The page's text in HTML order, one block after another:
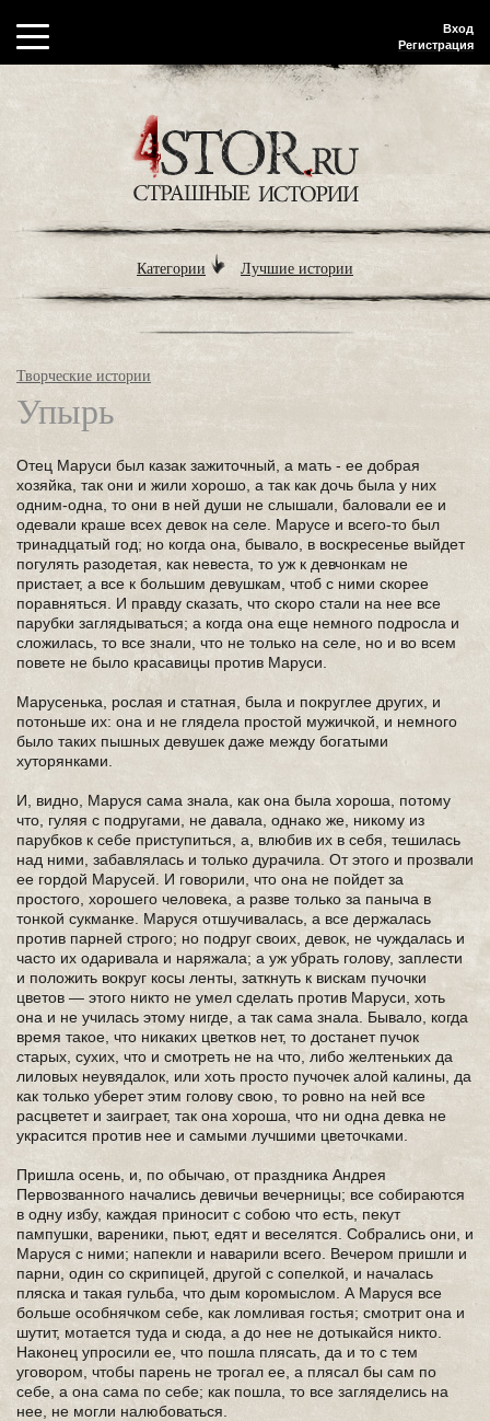
Вход
Регистрация
Категории Лучшие истории
Творческие истории
Упырь
Отец Маруси был казак зажиточный, а мать - ее добрая
хозяйка, так они и жили хорошо, а так как дочь была у них
одним-одна, то они в ней души не слышали, баловали ее и
одевали краше всех девок на селе. Марусе и всего-то был
тринадцатый год; но когда она, бывало, в воскресенье выйдет
погулять разодетая, как невеста, то уж к девчонкам не
пристает, а все к большим девушкам, чтоб с ними скорее
поравняться. И правду сказать, что скоро стали на нее все
парубки заглядываться; а когда она еще немного подросла и
сложилась, то все знали, что не только на селе, но и во всем
повете не было красавицы против Маруси.
Марусенька, рослая и статная, была и покруглее других, и
потоньше их: она и не глядела простой мужичкой, и немного
было таких пышных девушек даже между богатыми
хуторянками.
И, видно, Маруся сама знала, как она была хороша, потому
что, гуляя с подругами, не давала, однако же, никому из
парубков к себе приступиться, а, влюбив их в себя, тешилась
над ними, забавлялась и только дурачила. От этого и прозвали
ее гордой Марусей. И говорили, что она не пойдет за
простого, хорошего человека, а разве только за паныча в
тонкой сукманке. Маруся отшучивалась, а все держалась
против парней строго; но подруг своих, девок, не чуждалась и
часто их одаривала и наряжала; а уж убрать голову, заплести
и положить вокруг косы ленты, заткнуть к вискам пучочки
цветов — этого никто не умел сделать против Маруси, хоть
она и не училась этому нигде, а так сама знала. Бывало, когда
время такое, что никаких цветков нет, то достанет пучок
старых, сухих, что и смотреть не на что, либо желтеньких да
лиловых неувядалок, или хоть просто пучочек алой калины, да
как только уберет этим голову свою, то ровно на ней все
расцветет и заиграет, так она хороша, что ни одна девка не
украсится против нее и самыми лучшими цветочками.
Пришла осень, и, по обычаю, от праздника Андрея
Первозванного начались девичьи вечерницы; все собираются
в одну избу, каждая приносит с собою что есть, пекут
пампушки, вареники, пьют, едят и веселятся. Собрались они, и
Маруся с ними; напекли и наварили всего. Вечером пришли и
парни, один со скрипицей, другой с сопелкой, и началась
пляска и такая гульба, что дым коромыслом. А Маруся все
больше особнячком себе, как ломливая гостья; смотрит она и
шутит, мотается туда и сюда, а до нее не дотыкайся никто.
Наконец упросили ее, что пошла плясать, да и то с тем
уговором, чтобы парень не трогал ее, а плясал бы сам по
себе, а она сама по себе; как пошла, то все загляделись на
нее, не могли налюбоваться.